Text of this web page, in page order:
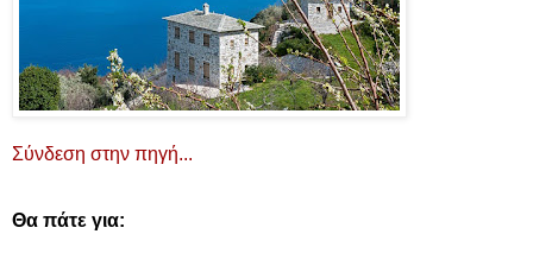
Σύνδεση στην πηγή...
Θα πάτε για: